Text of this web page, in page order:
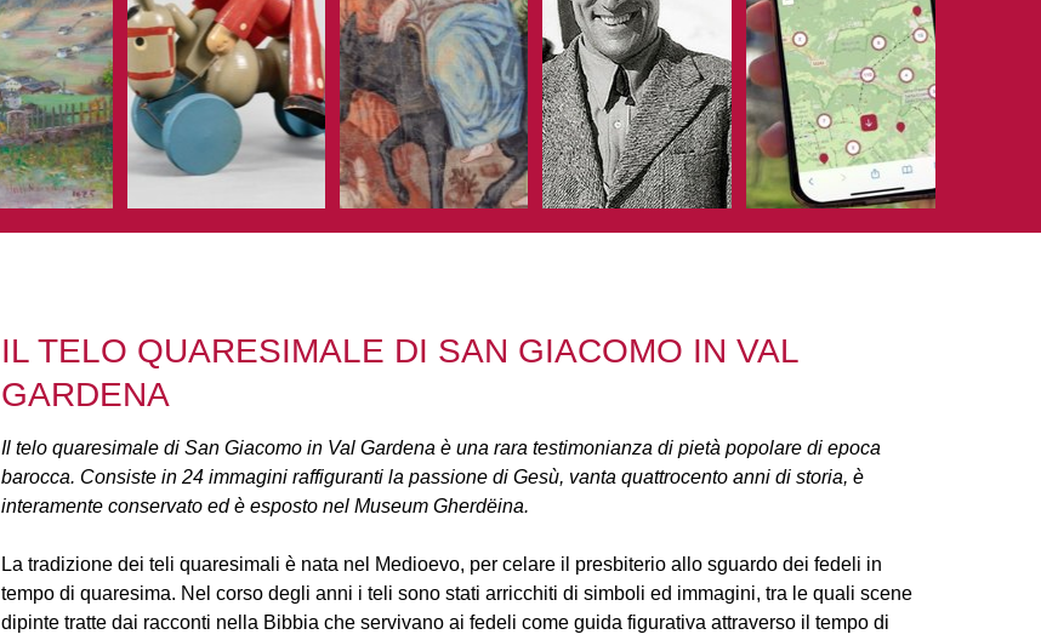
IL TELO QUARESIMALE DI SAN GIACOMO IN VAL
GARDENA
Il telo quaresimale di San Giacomo in Val Gardena è una rara testimonianza di pietà popolare di epoca
barocca. Consiste in 24 immagini raffiguranti la passione di Gesù, vanta quattrocento anni di storia, è
interamente conservato ed è esposto nel Museum Gherdëina.
La tradizione dei teli quaresimali è nata nel Medioevo, per celare il presbiterio allo sguardo dei fedeli in
tempo di quaresima. Nel corso degli anni i teli sono stati arricchiti di simboli ed immagini, tra le quali scene
dipinte tratte dai racconti nella Bibbia che servivano ai fedeli come guida figurativa attraverso il tempo di